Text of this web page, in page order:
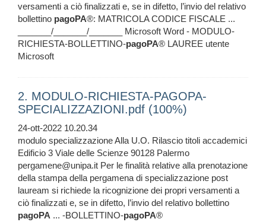
versamenti a ciò finalizzati e, se in difetto, l’invio del relativo
bollettino pagoPA®: MATRICOLA CODICE FISCALE ...
_______/_______/_______ Microsoft Word - MODULO-
RICHIESTA-BOLLETTINO-pagoPA® LAUREE utente
Microsoft
2. MODULO-RICHIESTA-PAGOPA-
SPECIALIZZAZIONI.pdf (100%)
24-ott-2022 10.20.34
modulo specializzazione Alla U.O. Rilascio titoli accademici
Edificio 3 Viale delle Scienze 90128 Palermo
pergamene@unipa.it Per le finalità relative alla prenotazione
della stampa della pergamena di specializzazione post
lauream si richiede la ricognizione dei propri versamenti a
ciò finalizzati e, se in difetto, l’invio del relativo bollettino
pagoPA ... -BOLLETTINO-pagoPA®